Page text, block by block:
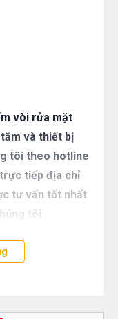
vòi rửa mặt
và thiết bị
tôi theo hotline
tiếp địa chỉ
tư vấn tốt nhất
tôi